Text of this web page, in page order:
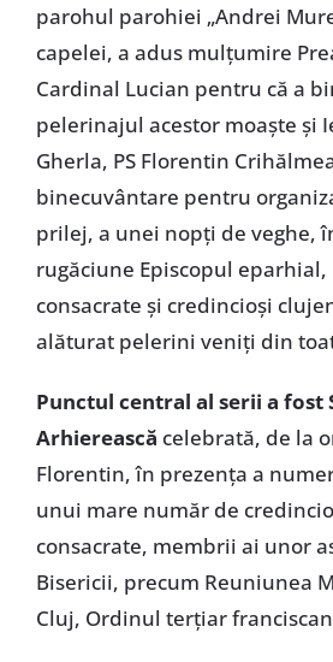
parohul parohiei „Andrei
capelei, a adus mulţumire
Cardinal Lucian pentru că a
pelerinajul acestor moaşte şi
Gherla, PS Florentin
binecuvântare pentru
prilej, a unei nopţi de veghe,
rugăciune Episcopul
consacrate şi credincioşi
alăturat pelerini veniţi din
Punctul central al serii a fost
Arhierească celebrată, de la
Florentin, în prezenţa a
unui mare număr de
consacrate, membrii ai unor
Bisericii, precum Reuniunea
Cluj, Ordinul terţiar